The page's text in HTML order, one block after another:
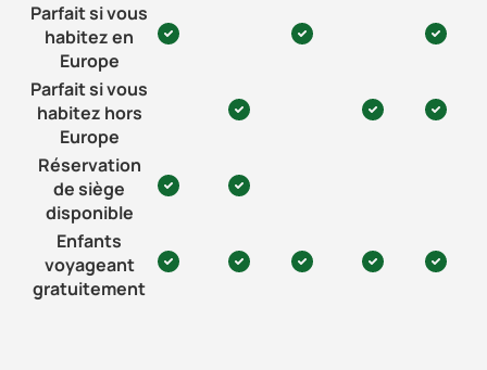
Parfait si vous
habitez en
Europe
Parfait si vous
habitez hors
Europe
Réservation
de siège
disponible
Enfants
voyageant
gratuitement